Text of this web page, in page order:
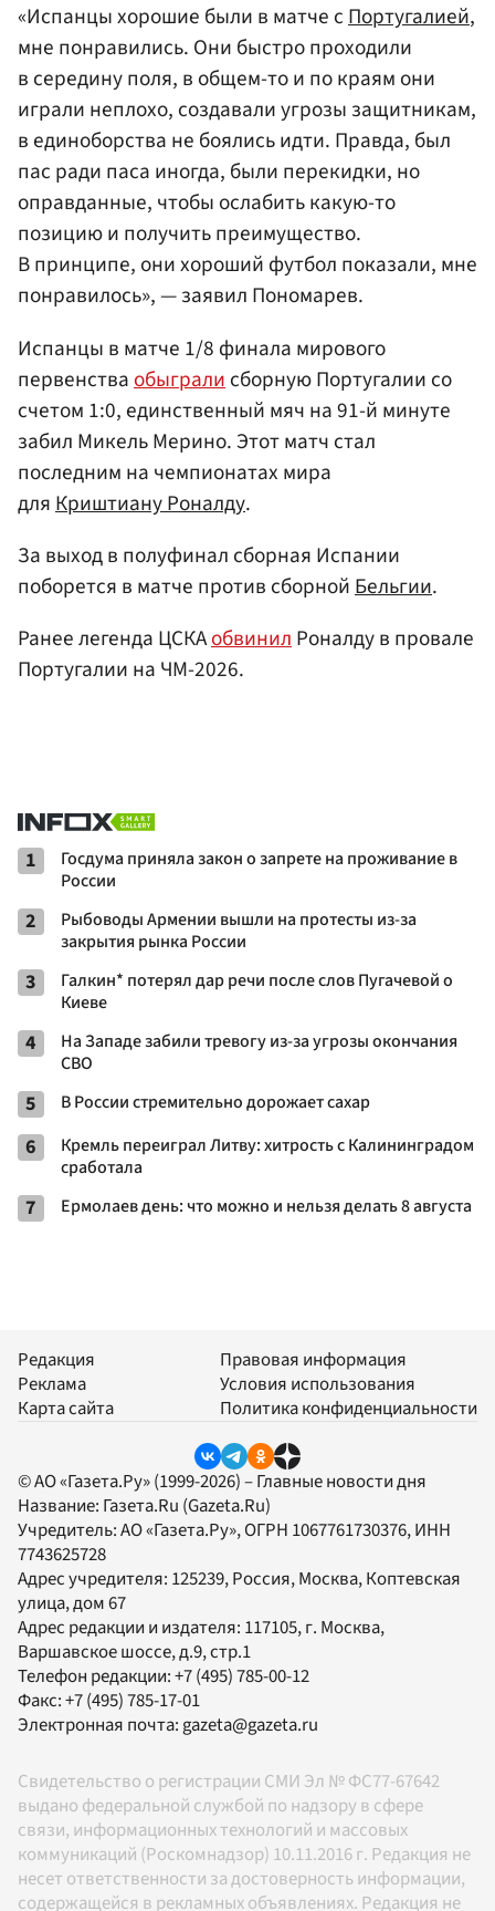
«Испанцы хорошие были в матче сПортугалией,
мне понравились. Они быстро проходили
в середину поля, в общем-то и по краям они
играли неплохо, создавали угрозы защитникам,
в единоборства не боялись идти. Правда, был
пас ради паса иногда, были перекидки, но
оправданные, чтобы ослабить какую-то
позицию и получить преимущество.
В принципе, они хороший футбол показали, мне
понравилось», — заявил Пономарев.
Испанцы в матче 1/8 финала мирового
первенства обыграли сборную Португалии со
счетом 1:0, единственный мяч на 91-й минуте
забил Микель Мерино. Этот матч стал
последним на чемпионатах мира
для Криштиану Роналду.
За выход в полуфинал сборная Испании
поборется в матче против сборнойБельгии.
Ранее легенда ЦСКАобвинилРоналду в провале
Португалии на ЧМ-2026.
1
Госдума приняла закон о запрете на проживание в
России
2
Рыбоводы Армении вышли на протесты из-за
закрытия рынка России
3
Галкин* потерял дар речи после слов Пугачевой о
Киеве
4
На Западе забили тревогу из-за угрозы окончания
СВО
5 В России стремительно дорожает сахар
6
Кремль переиграл Литву: хитрость с Калининградом
сработала
7 Ермолаев день: что можно и нельзя делать 8 августа
Редакция
Реклама
Карта сайта
Правовая информация
Условия использования
Политика конфиденциальности
© АО «Газета.Ру» (1999-2026) – Главные новости дня
Название: Газета.Ru (Gazeta.Ru)
Учредитель:АО «Газета.Ру», ОГРН 1067761730376, ИНН
7743625728
Адрес учредителя: 125239, Россия, Москва, Коптевская
улица, дом 67
Адрес редакции и издателя: 117105, г. Москва,
Варшавское шоссе, д.9, стр.1
Телефон редакции:+7 (495) 785-00-12
Факс:+7 (495) 785-17-01
Электронная почта:gazeta@gazeta.ru
Свидетельство о регистрации СМИ Эл № ФС77-67642
выдано федеральной службой по надзору в сфере
связи, информационных технологий и массовых
коммуникаций (Роскомнадзор) 10.11.2016 г. Редакция не
несет ответственности за достоверность информации,
содержащейся в рекламных объявлениях. Редакция не